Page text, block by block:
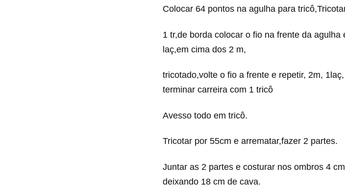
Colocar 64 pontos na agulha para
1 tr,de borda colocar o fio na frente da
laç,em cima dos 2 m,
tricotado,volte o fio a frente e repetir, 2m,
terminar carreira com 1 tricô
Avesso todo em tricô.
Tricotar por 55cm e arrematar,fazer 2 partes.
Juntar as 2 partes e costurar nos ombros 4
deixando 18 cm de cava.